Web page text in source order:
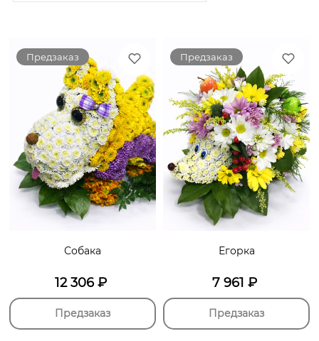
Предзаказ
Собака
12 306₽
Предзаказ
Предзаказ
Егорка
7 961 ₽
Предзаказ